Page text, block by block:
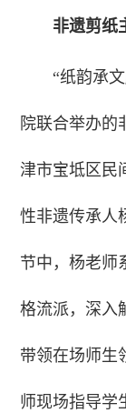
非遗剪纸
“纸韵承
院联合举办的
津市宝坻区民
性非遗传承人
节中，杨老师
格流派，深入
带领在场师生
师现场指导学